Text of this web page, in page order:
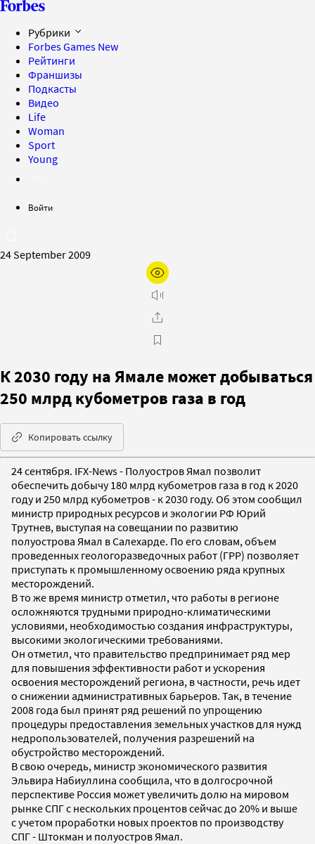
Рубрики
Forbes Games New
Рейтинги
Франшизы
Подкасты
Видео
Life
Woman
Sport
Young
Войти
24 September 2009
К 2030 году на Ямале может добываться
250 млрд кубометров газа в год
Копировать ссылку
24 сентября. IFX-News - Полуостров Ямал позволит
обеспечить добычу 180 млрд кубометров газа в год к 2020
году и 250 млрд кубометров - к 2030 году. Об этом сообщил
министр природных ресурсов и экологии РФ Юрий
Трутнев, выступая на совещании по развитию
полуострова Ямал в Салехарде. По его словам, объем
проведенных геологоразведочных работ (ГРР) позволяет
приступать к промышленному освоению ряда крупных
месторождений.
В то же время министр отметил, что работы в регионе
осложняются трудными природно-климатическими
условиями, необходимостью создания инфраструктуры,
высокими экологическими требованиями.
Он отметил, что правительство предпринимает ряд мер
для повышения эффективности работ и ускорения
освоения месторождений региона, в частности, речь идет
о снижении административных барьеров. Так, в течение
2008 года был принят ряд решений по упрощению
процедуры предоставления земельных участков для нужд
недропользователей, получения разрешений на
обустройство месторождений.
В свою очередь, министр экономического развития
Эльвира Набиуллина сообщила, что в долгосрочной
перспективе Россия может увеличить долю на мировом
рынке СПГ с нескольких процентов сейчас до 20% и выше
с учетом проработки новых проектов по производству
СПГ - Штокман и полуостров Ямал.